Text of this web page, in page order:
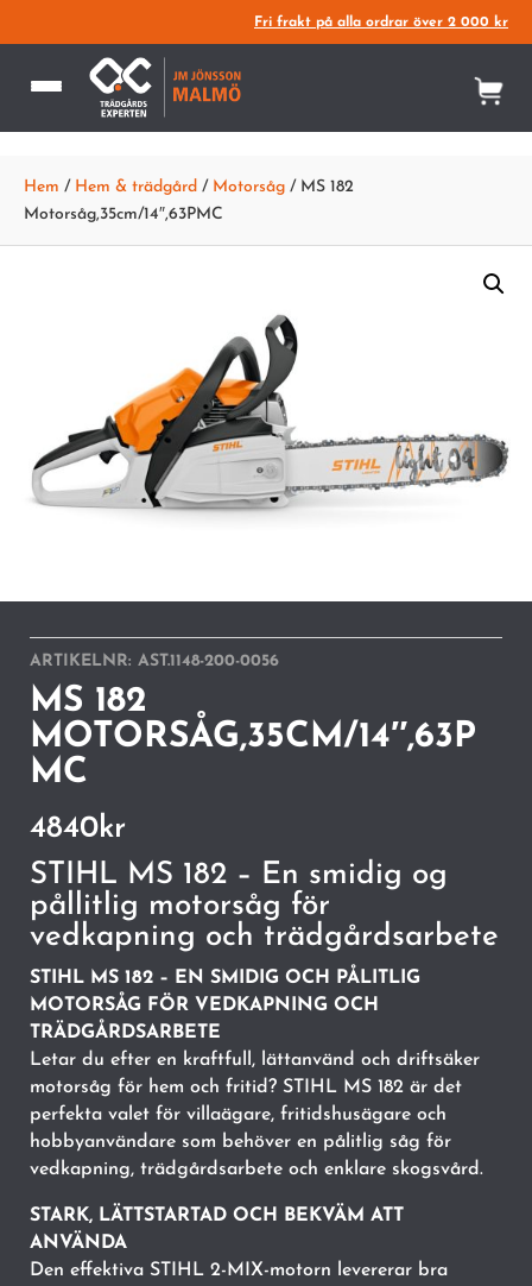
Fri frakt på alla ordrar över 2 000 kr
Hem / Hem & trädgård / Motorsåg / MS 182
Motorsåg,35cm/14″,63PMC
ARTIKELNR: AST.1148-200-0056
MS 182
MOTORSÅG,35CM/14″,63P
MC
4840kr
STIHL MS 182 – En smidig og
pållitlig motorsåg för
vedkapning och trädgårdsarbete
STIHL MS 182 – EN SMIDIG OCH PÅLITLIG
MOTORSÅG FÖR VEDKAPNING OCH
TRÄDGÅRDSARBETE
Letar du efter en kraftfull, lättanvänd och driftsäker
motorsåg för hem och fritid? STIHL MS 182 är det
perfekta valet för villaägare, fritidshusägare och
hobbyanvändare som behöver en pålitlig såg för
vedkapning, trädgårdsarbete och enklare skogsvård.
STARK, LÄTTSTARTAD OCH BEKVÄM ATT
ANVÄNDA
Den effektiva STIHL 2-MIX-motorn levererar bra